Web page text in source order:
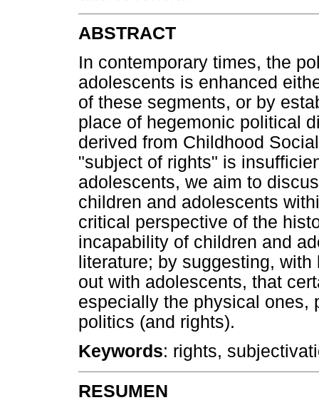
ABSTRACT
In contemporary times, the
adolescents is enhanced
of these segments, or by
place of hegemonic political
derived from Childhood
"subject of rights" is
adolescents, we aim to
children and adolescents
critical perspective of the
incapability of children and
literature; by suggesting,
out with adolescents, that
especially the physical ones,
politics (and rights).
Keywords: rights,
RESUMEN